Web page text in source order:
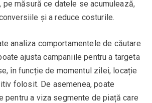
pe măsură ce datele se acumulează,
și a reduce costurile.
analiza comportamentele de căutare
ajusta campaniile pentru a targeta
în funcție de momentul zilei, locație
folosit. De asemenea, poate
pentru a viza segmente de piață care